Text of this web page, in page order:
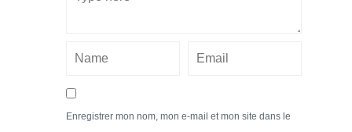
Enregistrer mon nom, mon e-mail et mon site dans le